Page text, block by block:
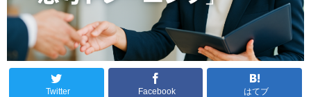
Twitter Facebook はてブ